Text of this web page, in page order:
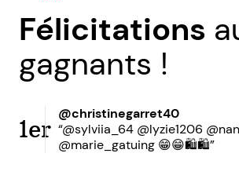
Félicitations
gagnants !
1er
@christinegarret40
“@sylviia_64 @lyzie1206
@marie_gatuing 😁😁🛍️🛍️”